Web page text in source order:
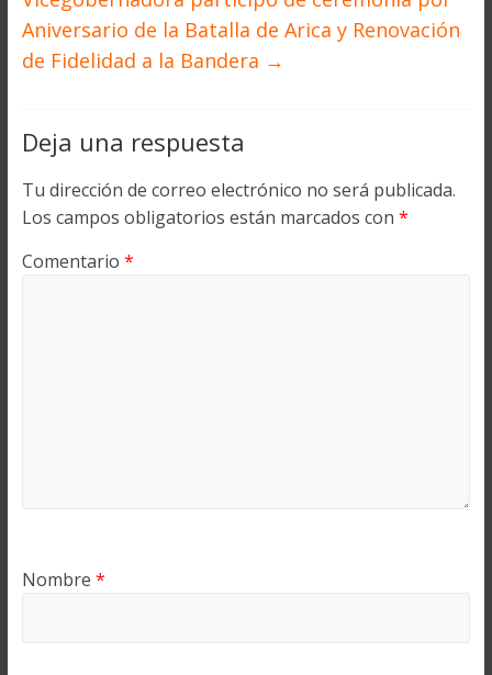
Aniversario de la Batalla de Arica y Renovación
de Fidelidad a la Bandera →
Deja una respuesta
Tu dirección de correo electrónico no será publicada.
Los campos obligatorios están marcados con *
Comentario *
Nombre *